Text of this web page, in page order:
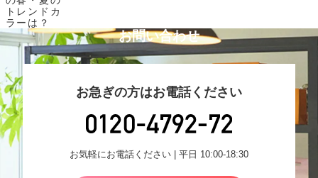
トレンドカ
ラーは？
お問い合わせ
お急ぎの方はお電話ください
お気軽にお電話ください | 平日 10:00-18:30